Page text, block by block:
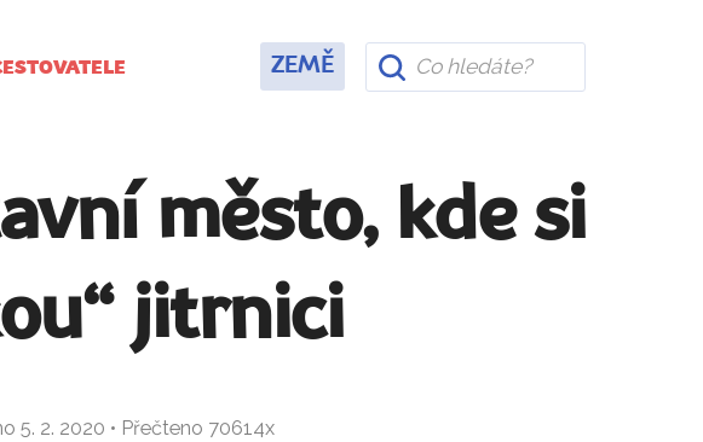
ZEMĚ
město, kde si
jitrnici
5. 2. 2020 • Přečteno 70614x